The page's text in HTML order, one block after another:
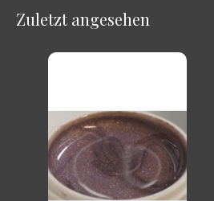
Zuletzt angesehen